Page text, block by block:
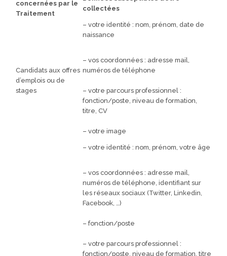
concernées par le
Traitement
collectées
Candidats aux offres
d’emplois ou de
stages
– votre identité : nom, prénom, date de
naissance
– vos coordonnées : adresse mail,
numéros de téléphone
– votre parcours professionnel :
fonction/poste, niveau de formation,
titre, CV
– votre image
– votre identité : nom, prénom, votre âge
– vos coordonnées : adresse mail,
numéros de téléphone, identifiant sur
les réseaux sociaux (Twitter, Linkedin,
Facebook, …)
– fonction/poste
– votre parcours professionnel :
fonction/poste, niveau de formation, titre